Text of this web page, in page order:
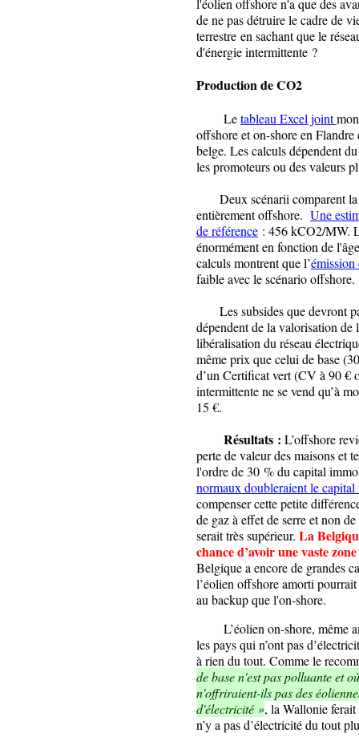
l'éolien offshore n'a que des
de ne pas détruire le cadre de
terrestre en sachant que le
d'énergie intermittente ?
Production de CO2
Letableau Excel joint
offshore et on-shore en
belge. Les calculs dépendent
les promoteurs ou des valeurs
Deux scénarii comparent la
entièrement offshore. Une
de référence : 456 kCO2/MW.
énormément en fonction de
calculs montrent que l’
faible avec le scénario offshore.
Les subsides que devront
dépendent de la valorisation de
libéralisation du réseau
même prix que celui de base
d’un Certificat vert (CV à 90 €
intermittente ne se vend qu’à
15 €.
Résultats : L’offshore
perte de valeur des maisons et
l'ordre de 30 % du capital
normaux doubleraient le capital
compenser cette petite
de gaz à effet de serre et non de
serait très supérieur. La
chance d’avoir une vaste
Belgique a encore de grandes
l’éolien offshore amorti
au backup que l'on-shore.
L’éolien on-shore, même
les pays qui n’ont pas
à rien du tout. Comme le
de base n'est pas polluante et
n'offriraient-ils pas des
d'électricité », la Wallonie ferait
n’y a pas d’électricité du tout